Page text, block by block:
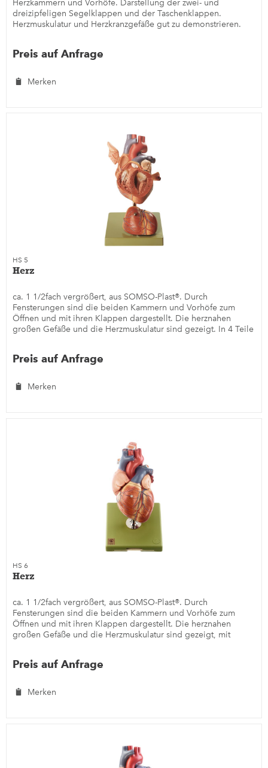
Herzkammern und Vorhöfe. Darstellung der zwei- und
dreizipfeligen Segelklappen und der Taschenklappen.
Herzmuskulatur und Herzkranzgefäße gut zu demonstrieren.
Preis auf Anfrage
Merken
HS 5
Herz
ca. 1 1/2fach vergrößert, aus SOMSO-Plast®. Durch
Fensterungen sind die beiden Kammern und Vorhöfe zum
Öffnen und mit ihren Klappen dargestellt. Die herznahen
großen Gefäße und die Herzmuskulatur sind gezeigt. In 4 Teile
Preis auf Anfrage
Merken
HS 6
Herz
ca. 1 1/2fach vergrößert, aus SOMSO-Plast®. Durch
Fensterungen sind die beiden Kammern und Vorhöfe zum
Öffnen und mit ihren Klappen dargestellt. Die herznahen
großen Gefäße und die Herzmuskulatur sind gezeigt, mit
Preis auf Anfrage
Merken